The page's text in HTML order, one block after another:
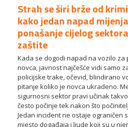
Strah se širi brže od
kako jedan napad mijenja
ponašanje cijelog
zaštite
Kada se dogodi napad na vozilo za
novca, javnost najčešće vidi samo
policijske trake, očevid, blindirano
pitanje koliko je novca ukradeno.
sigurnosni sektor pravi učinak
često počinje tek nakon što
Jedan incident ne ostaje ograničen
mjesto događaja i ljude koji su u